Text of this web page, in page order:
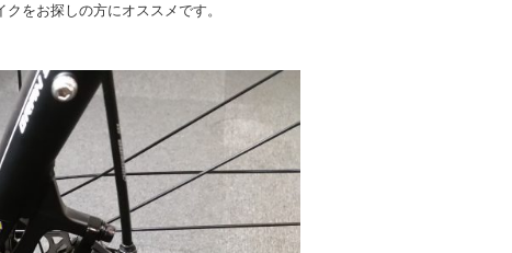
をお探しの方にオススメです。